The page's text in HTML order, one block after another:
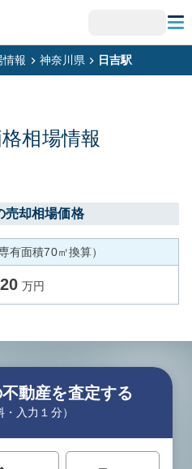
情報 神奈川県 日吉駅
相場情報
売却相場価格
有面積70㎡換算）
万円
動産を査定する
・入力１分）